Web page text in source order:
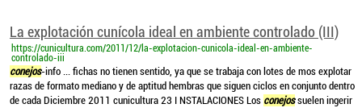
La explotación cunícola ideal en ambiente controlado (III)
https://cunicultura.com/2011/12/la-explotacion-cunicola-ideal-en-ambiente-
controlado-iii
conejos-info ... fichas no tienen sentido, ya que se trabaja con lotes de mos explotar
razas de formato mediano y de aptitud hembras que siguen ciclos en conjunto dentro
de cada Diciembre 2011 cunicultura 23 I NSTALACIONES Los conejossuelen ingerir